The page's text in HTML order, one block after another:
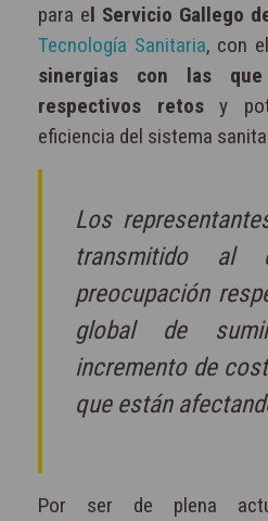
para el Servicio Gallego
Tecnología Sanitaria, con
sinergias con las
respectivos retosy
eficiencia del sistema
Los
transmitido al
preocupación
global de
incremento de
que están
Por ser de plena